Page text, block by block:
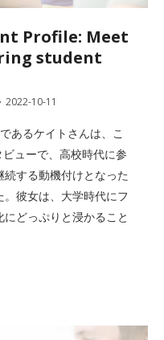
Profile: Meet
student
2022-10-11
あるケイトさんは、こ
ューで、高校時代に参
する動機付けとなった
彼女は、大学時代にフ
どっぷりと浸かること